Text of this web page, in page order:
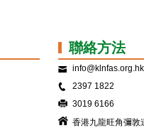
聯絡方法
info@klnfas.org.hk
2397 1822
3019 6166
香港九龍旺角彌敦